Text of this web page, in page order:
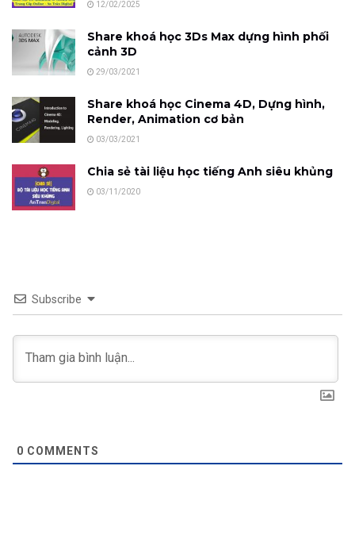
12/02/2025
Share khoá học 3Ds Max dựng hình phối
cảnh 3D
29/03/2021
Share khoá học Cinema 4D, Dựng hình,
Render, Animation cơ bản
03/03/2021
Chia sẻ tài liệu học tiếng Anh siêu khủng
03/11/2020
Subscribe
0 COMMENTS